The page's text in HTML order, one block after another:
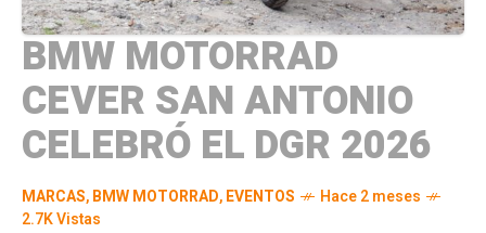
BMW MOTORRAD
CEVER SAN ANTONIO
CELEBRÓ EL DGR 2026
MARCAS,BMW MOTORRAD,EVENTOS
Hace 2 meses
2.7K Vistas